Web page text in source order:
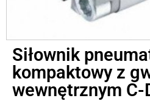
Siłownik
kompaktowy z
wewnętrznym C-